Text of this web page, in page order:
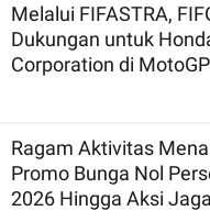
Melalui FIFASTRA,
Dukungan untuk
Corporation di
Ragam Aktivitas
Promo Bunga Nol
2026 Hingga Aksi